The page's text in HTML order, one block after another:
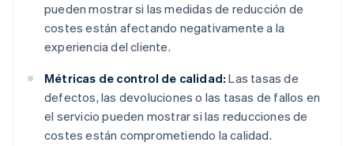
pueden mostrar si las medidas de reducción de
costes están afectando negativamente a la
experiencia del cliente.
Métricas de control de calidad: Las tasas de
defectos, las devoluciones o las tasas de fallos en
el servicio pueden mostrar si las reducciones de
costes están comprometiendo la calidad.